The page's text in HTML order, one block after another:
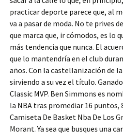
practicar deporte parece que, al
va a pasar de moda. No te prives
que marca que, ir cómodos, es lo
más tendencia que nunca. El
que lo mantendría en el club
años. Con la castellanización de
sirviendo a su vez el título.
Classic MVP. Ben Simmons es
la NBA tras promediar 16 puntos,
Camiseta De Basket Nba De Los
Morant. Ya sea que busques una